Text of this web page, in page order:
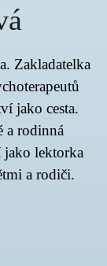
Zakladatelka
jako cesta.
a rodinná
jako lektorka
a rodiči.